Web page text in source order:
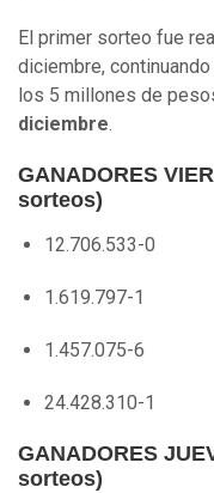
El primer sorteo fue
diciembre,
los 5 millones de
diciembre.
GANADORES
sorteos)
12.706.533-0
1.619.797-1
1.457.075-6
24.428.310-1
GANADORES
sorteos)